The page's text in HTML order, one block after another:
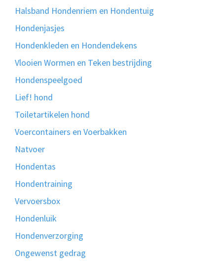
Halsband Hondenriem en Hondentuig
Hondenjasjes
Hondenkleden en Hondendekens
Vlooien Wormen en Teken bestrijding
Hondenspeelgoed
Lief! hond
Toiletartikelen hond
Voercontainers en Voerbakken
Natvoer
Hondentas
Hondentraining
Vervoersbox
Hondenluik
Hondenverzorging
Ongewenst gedrag